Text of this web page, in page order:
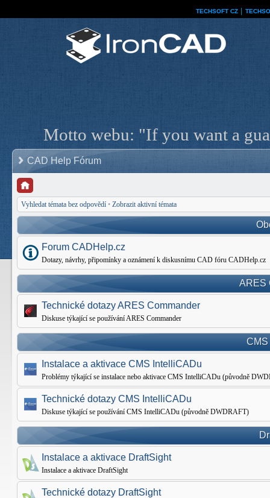
TECHSOFT CZ
Motto webu: "If you want a
CAD Help Fórum
Vyhledat témata bez odpovědí • Zobrazit aktivní témata
Forum CADHelp.cz
Dotazy, návrhy, připomínky a oznámení k diskusnímu CAD fóru CADHelp.cz
ARES
Technické dotazy ARES Commander
Diskuse týkající se používání ARES Commander
Instalace a aktivace CMS IntelliCADu
Problémy týkající se instalace nebo aktivace CMS IntelliCADu (původně
Technické dotazy CMS IntelliCADu
Diskuse týkající se používání CMS IntelliCADu (původně DWDRAFT)
Instalace a aktivace DraftSight
Instalace a aktivace DraftSight
Technické dotazy DraftSight